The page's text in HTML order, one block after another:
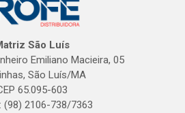
São Luís
Emiliano Macieira, 05
São Luís/MA
65.095-603
(98) 2106-738/7363